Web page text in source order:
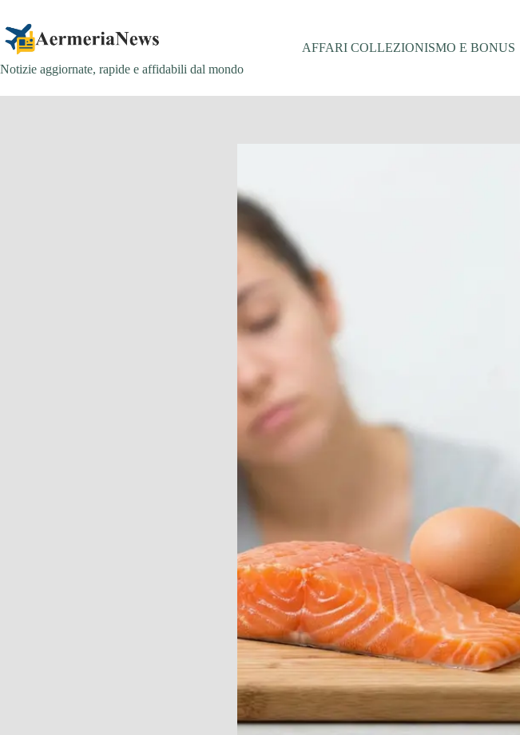
contenuto
Notizie aggiornate, rapide e affidabili dal mondo
AFFARI COLLEZIONISMO E BONUS